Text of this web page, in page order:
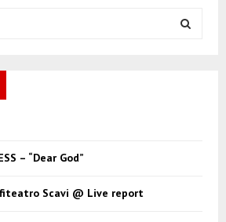
– “Dear God”
Scavi @ Live report